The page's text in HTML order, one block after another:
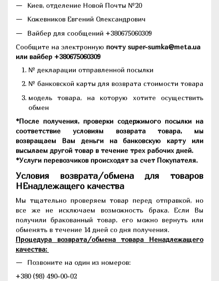
Киев, отделение Новой Почты №20
Кожевников Евгений Олександрович
Вайбер для сообщений +380675060309
Сообщите на электронную почту super-sumka@meta.ua
или вайбер +380675060309
№ декларации отправленной посылки
№ банковской карты для возврата стоимости товара
модель товара, на которую хотите осуществить
обмен
*После получения, проверки содержимого посылки на
соответствие условиям возврата товара, мы
возвращаем Вам деньги на банковскую карту или
высылаем другой товар в течение трех рабочих дней.
*Услуги перевозчиков происходят за счет Покупателя.
Условия возврата/обмена для товаров
НЕнадлежащего качества
Мы тщательно проверяем товар перед отправкой, но
все же не исключаем возможность брака. Если Вы
получили бракованный товар, его можно вернуть или
обменять в течение 14 дней со дня получения.
Процедура возврата/обмена товара Ненадлежащего
качества:
Позвоните на один из номеров:
+380 (98) 490-00-02